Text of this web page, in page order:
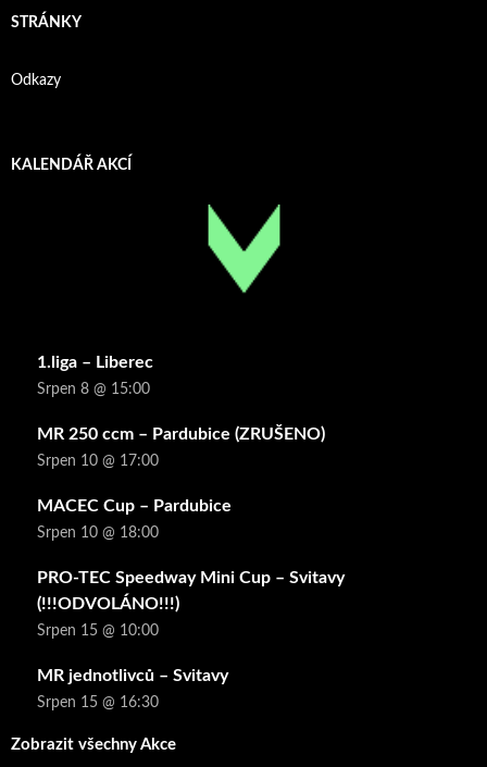
STRÁNKY
Odkazy
KALENDÁŘ AKCÍ
1.liga – Liberec
Srpen 8 @ 15:00
MR 250 ccm – Pardubice (ZRUŠENO)
Srpen 10 @ 17:00
MACEC Cup – Pardubice
Srpen 10 @ 18:00
PRO-TEC Speedway Mini Cup – Svitavy
(!!!ODVOLÁNO!!!)
Srpen 15 @ 10:00
MR jednotlivců – Svitavy
Srpen 15 @ 16:30
Zobrazit všechny Akce